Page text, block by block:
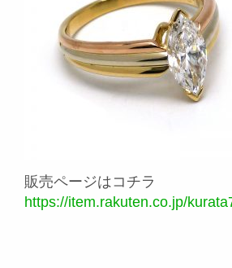
販売ページはコチラ
https://item.rakuten.co.jp/